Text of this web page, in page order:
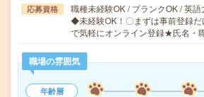
応募資格
職種未経験OK / ブランクOK / 英語
◆未経験OK！〇まずは事前登録
で気軽にオンライン登録★氏名・
職場の雰囲気
年齢層